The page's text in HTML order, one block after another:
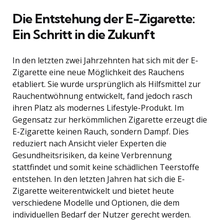
Die Entstehung der E-Zigarette:
Ein Schritt in die Zukunft
In den letzten zwei Jahrzehnten hat sich mit der E-
Zigarette eine neue Möglichkeit des Rauchens
etabliert. Sie wurde ursprünglich als Hilfsmittel zur
Rauchentwöhnung entwickelt, fand jedoch rasch
ihren Platz als modernes Lifestyle-Produkt. Im
Gegensatz zur herkömmlichen Zigarette erzeugt die
E-Zigarette keinen Rauch, sondern Dampf. Dies
reduziert nach Ansicht vieler Experten die
Gesundheitsrisiken, da keine Verbrennung
stattfindet und somit keine schädlichen Teerstoffe
entstehen. In den letzten Jahren hat sich die E-
Zigarette weiterentwickelt und bietet heute
verschiedene Modelle und Optionen, die dem
individuellen Bedarf der Nutzer gerecht werden.